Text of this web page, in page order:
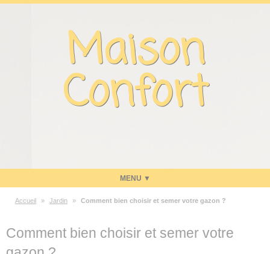
Panneau de gestion des cookies
Maison
Confort
Maison
Energie
Accueil » Jardin » Comment bien choisir et semer votre gazon ?
Comment bien choisir et semer votre